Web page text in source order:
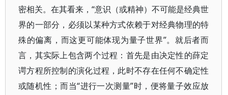
密相关。在其看来，“意识（或精神）不可能是经典世
界的一部分，必须以某种方式依赖于对经典物理的特
殊的偏离，而这更可能体现为量子世界”。就后者而
言，其实际上包含两个过程：首先是由决定性的薛定
谔方程所控制的演化过程，此时不存在任何不确定性
或随机性；而当“进行一次测量”时，便将量子效应放